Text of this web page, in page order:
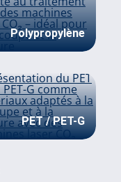
Polypropylène
PET / PET-G